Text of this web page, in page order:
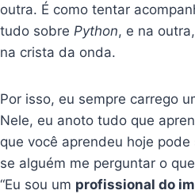
outra. É como tentar
tudo sobrePython, e na
na crista da onda.
Por isso, eu sempre carrego
Nele, eu anoto tudo que
que você aprendeu hoje
se alguém me perguntar o
“Eu sou um profissional do